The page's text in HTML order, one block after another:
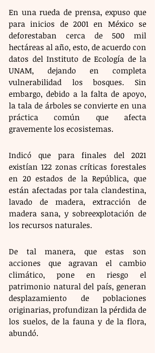
En una rueda de prensa, expuso que
para inicios de 2001 en México se
deforestaban cerca de 500 mil
hectáreas al año, esto, de acuerdo con
datos del Instituto de Ecología de la
UNAM, dejando en completa
vulnerabilidad los bosques. Sin
embargo, debido a la falta de apoyo,
la tala de árboles se convierte en una
práctica común que afecta
gravemente los ecosistemas.
Indicó que para finales del 2021
existían 122 zonas críticas forestales
en 20 estados de la República, que
están afectadas por tala clandestina,
lavado de madera, extracción de
madera sana, y sobreexplotación de
los recursos naturales.
De tal manera, que estas son
acciones que agravan el cambio
climático, pone en riesgo el
patrimonio natural del país, generan
desplazamiento de poblaciones
originarias, profundizan la pérdida de
los suelos, de la fauna y de la flora,
abundó.